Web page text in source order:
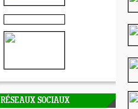
RÉSEAUX SOCIAUX